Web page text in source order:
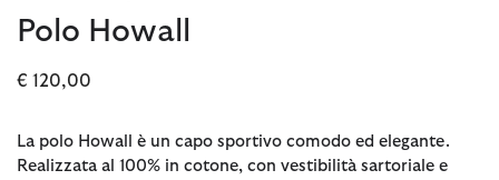
Polo Howall
€ 120,00
La polo Howall è un capo sportivo comodo ed elegante.
Realizzata al 100% in cotone, con vestibilità sartoriale e